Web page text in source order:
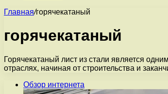
Главная/горячекатаный
горячекатаный
Горячекатаный лист из стали является
отраслях, начиная от строительства и
Обзор интернета